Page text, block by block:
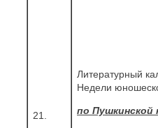
21.
Литературный
Недели
по Пушкинской